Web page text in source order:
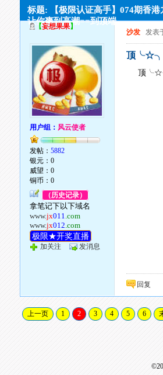
标题: 【极限认证高手】074期香
让你爽到高潮==到顶端
【妄想果果】
用户组： 风云使者
发帖：5882
银元：0
威望：0
铜币：0
（历史记录）
拿笔记下以下域名
www.jx011.com
www.jx012.com
极限★开奖直播
加关注 发消息
沙发 发表
顶
顶
回复
上一页 1 2 3 4 5 6